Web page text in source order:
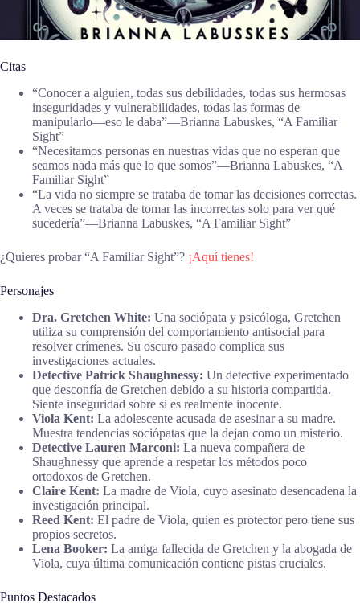
Citas
“Conocer a alguien, todas sus debilidades, todas sus hermosas
inseguridades y vulnerabilidades, todas las formas de
manipularlo—eso le daba”―Brianna Labuskes, “A Familiar
Sight”
“Necesitamos personas en nuestras vidas que no esperan que
seamos nada más que lo que somos”—Brianna Labuskes, “A
Familiar Sight”
“La vida no siempre se trataba de tomar las decisiones correctas.
A veces se trataba de tomar las incorrectas solo para ver qué
sucedería”—Brianna Labuskes, “A Familiar Sight”
¿Quieres probar “A Familiar Sight”? ¡Aquí tienes!
Personajes
Dra. Gretchen White: Una sociópata y psicóloga, Gretchen
utiliza su comprensión del comportamiento antisocial para
resolver crímenes. Su oscuro pasado complica sus
investigaciones actuales.
Detective Patrick Shaughnessy: Un detective experimentado
que desconfía de Gretchen debido a su historia compartida.
Siente inseguridad sobre si es realmente inocente.
Viola Kent: La adolescente acusada de asesinar a su madre.
Muestra tendencias sociópatas que la dejan como un misterio.
Detective Lauren Marconi: La nueva compañera de
Shaughnessy que aprende a respetar los métodos poco
ortodoxos de Gretchen.
Claire Kent: La madre de Viola, cuyo asesinato desencadena la
investigación principal.
Reed Kent: El padre de Viola, quien es protector pero tiene sus
propios secretos.
Lena Booker: La amiga fallecida de Gretchen y la abogada de
Viola, cuya última comunicación contiene pistas cruciales.
Puntos Destacados